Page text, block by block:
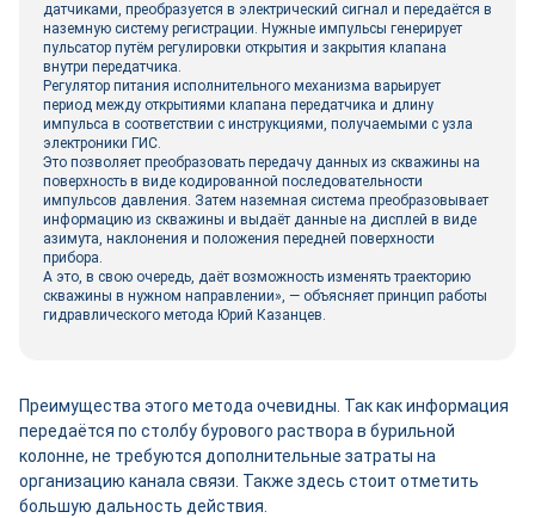
датчиками, преобразуется в электрический сигнал и передаётся в
наземную систему регистрации. Нужные импульсы генерирует
пульсатор путём регулировки открытия и закрытия клапана
внутри передатчика.
Регулятор питания исполнительного механизма варьирует
период между открытиями клапана передатчика и длину
импульса в соответствии с инструкциями, получаемыми с узла
электроники ГИС.
Это позволяет преобразовать передачу данных из скважины на
поверхность в виде кодированной последовательности
импульсов давления. Затем наземная система преобразовывает
информацию из скважины и выдаёт данные на дисплей в виде
азимута, наклонения и положения передней поверхности
прибора.
А это, в свою очередь, даёт возможность изменять траекторию
скважины в нужном направлении», — объясняет принцип работы
гидравлического метода Юрий Казанцев.
Преимущества этого метода очевидны. Так как информация
передаётся по столбу бурового раствора в бурильной
колонне, не требуются дополнительные затраты на
организацию канала связи. Также здесь стоит отметить
большую дальность действия.